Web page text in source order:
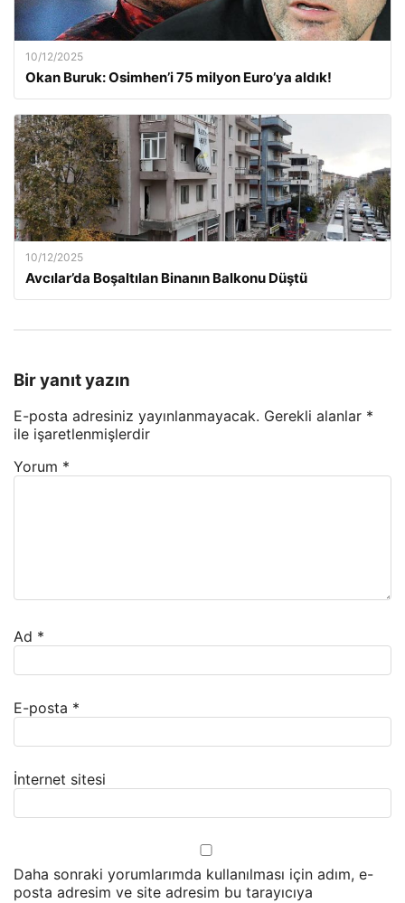
10/12/2025
Okan Buruk: Osimhen’i 75 milyon Euro’ya aldık!
10/12/2025
Avcılar’da Boşaltılan Binanın Balkonu Düştü
Bir yanıt yazın
E-posta adresiniz yayınlanmayacak. Gerekli alanlar *
ile işaretlenmişlerdir
Yorum *
Ad *
E-posta *
İnternet sitesi
Daha sonraki yorumlarımda kullanılması için adım, e-
posta adresim ve site adresim bu tarayıcıya